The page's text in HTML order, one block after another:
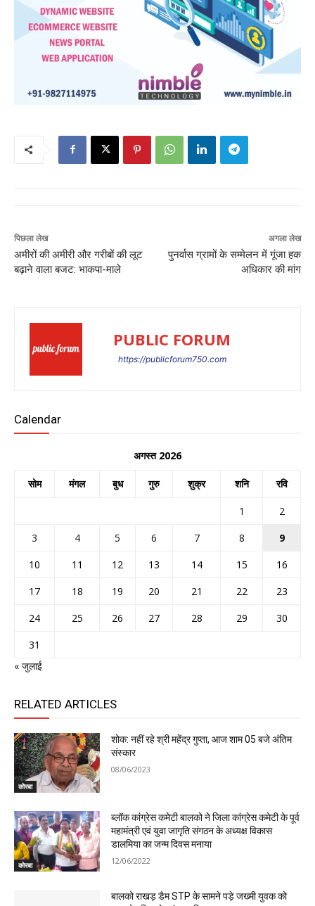
पिछला लेख
अमीरों की अमीरी और गरीबों की लूट
बढ़ाने वाला बजट: भाकपा-माले
अगला लेख
पुनर्वास ग्रामों के सम्मेलन में गूंजा हक
अधिकार की मांग
PUBLIC FORUM
https://publicforum750.com
Calendar
अगस्त 2026
सोम मंगल बुध गुरु शुक्र शनि रवि
1
2
3
4 5 6 7 8
9
10
11 12 13 14 15
16
17
18 19 20 21 22
23
24
25 26 27 28 29
30
31
« जुलाई
RELATED ARTICLES
कोरबा
शोक: नहीं रहे श्री महेंद्र गुप्ता, आज शाम 05 बजे अंतिम
संस्कार
08/06/2023
कोरबा
ब्लॉक कांग्रेस कमेटी बालको ने जिला कांग्रेस कमेटी के पूर्व
महामंत्री एवं युवा जागृति संगठन के अध्यक्ष विकास
डालमिया का जन्म दिवस मनाया
12/06/2022
बालको राखड़ डैम STP के सामने पड़े जख्मी युवक को